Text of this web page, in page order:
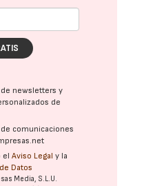
newsletters y
de
comunicaciones
elAviso Legal y la
Datos
Media, S.L.U.